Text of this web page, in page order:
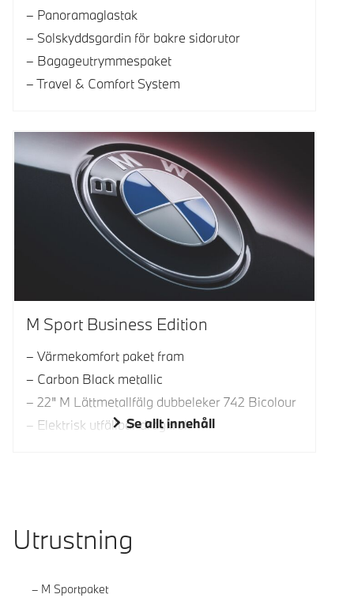
Panoramaglastak
Solskyddsgardin för bakre sidorutor
Bagageutrymmespaket
Travel & Comfort System
M Sport Business Edition
Värmekomfort paket fram
Carbon Black metallic
22" M Lättmetallfälg dubbeleker 742 Bicolour
Elektrisk utfällbar dragkrok
Se allt innehåll
Utrustning
M Sportpaket